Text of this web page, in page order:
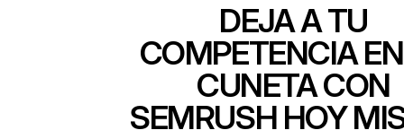
DEJA A TU
COMPETENCIA
CUNETA CON
SEMRUSH HOY